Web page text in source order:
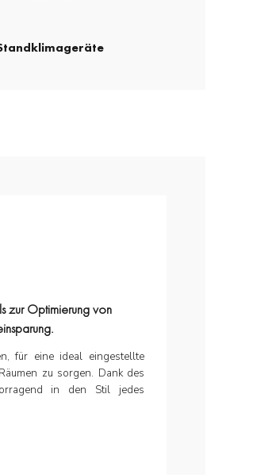
zur Optimierung von
für eine ideal eingestellte
zu sorgen. Dank des
in den Stil jedes